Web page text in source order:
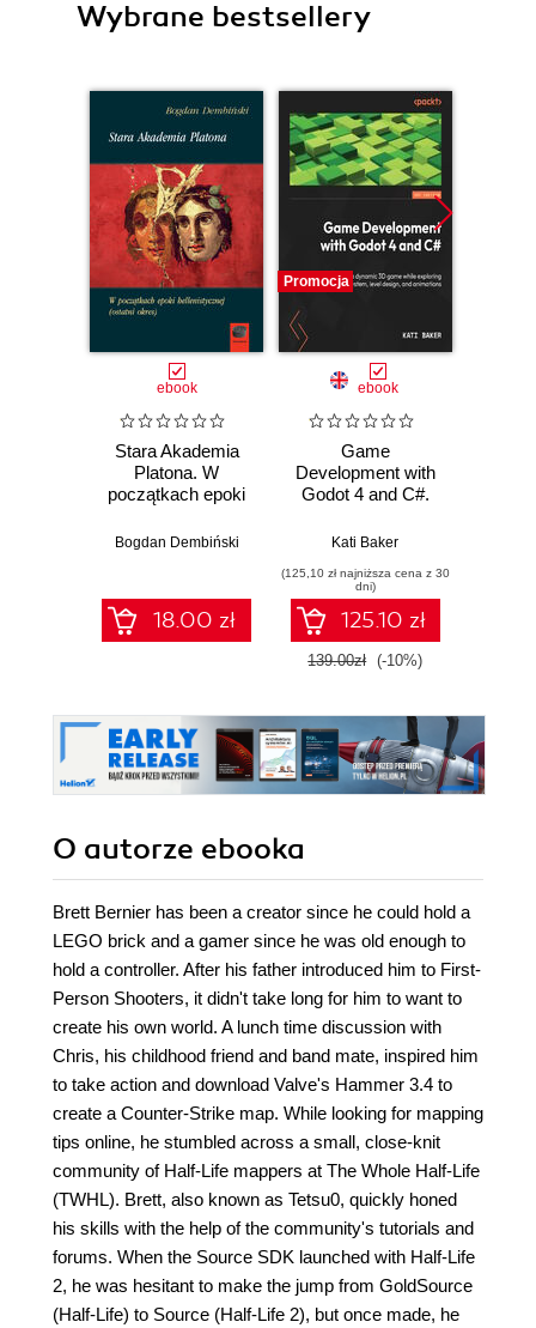
Wybrane bestsellery
ebook
Stara Akademia
Platona. W
początkach epoki
(ostatni okres)
Bogdan Dembiński
18.00 zł
Promocja
ebook
Game
Development with
Godot 4 and C#.
3D game while
node system, level
design, and
animations
Kati Baker
(125,10 zł najniższa cena z 30
dni)
125.10 zł
139.00zł (-10%)
O autorze ebooka
Brett Bernier has been a creator since he could hold a
LEGO brick and a gamer since he was old enough to
hold a controller. After his father introduced him to First-
Person Shooters, it didn't take long for him to want to
create his own world. A lunch time discussion with
Chris, his childhood friend and band mate, inspired him
to take action and download Valve's Hammer 3.4 to
create a Counter-Strike map. While looking for mapping
tips online, he stumbled across a small, close-knit
community of Half-Life mappers at The Whole Half-Life
(TWHL). Brett, also known as Tetsu0, quickly honed
his skills with the help of the community's tutorials and
forums. When the Source SDK launched with Half-Life
2, he was hesitant to make the jump from GoldSource
(Half-Life) to Source (Half-Life 2), but once made, he